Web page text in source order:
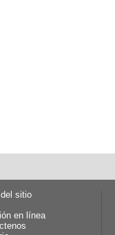
sitio
en línea